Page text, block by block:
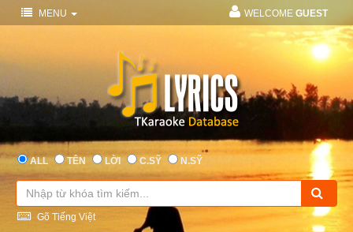
MENU WELCOME GUEST
ALL TÊN LỜI C.SỸ N.SỸ
Gõ Tiếng Việt